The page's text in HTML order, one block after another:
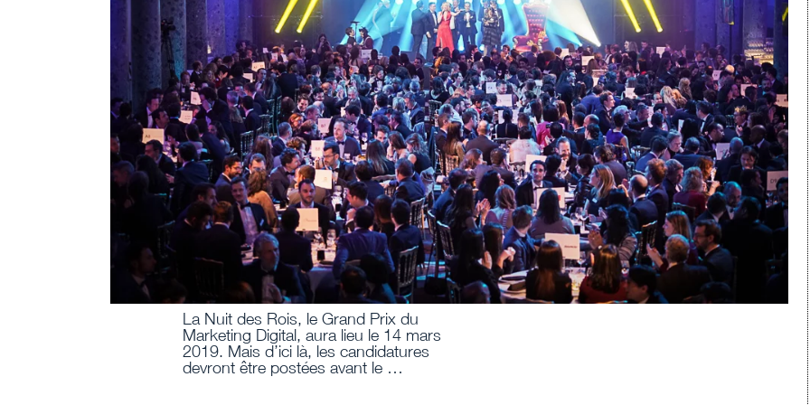
La Nuit des Rois, le Grand Prix du
Marketing Digital, aura lieu le 14 mars
2019. Mais d’ici là, les candidatures
devront être postées avant le …